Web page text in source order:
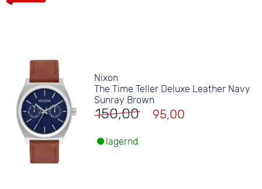
Nixon
The Time Teller Deluxe Leather Navy
Sunray Brown
150,00 95,00
lagernd